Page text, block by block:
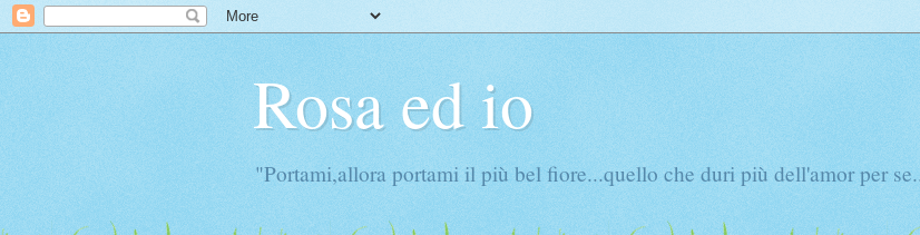
Rosa ed io
"Portami,allora portami il più bel fiore...quello che duri più dell'amor per